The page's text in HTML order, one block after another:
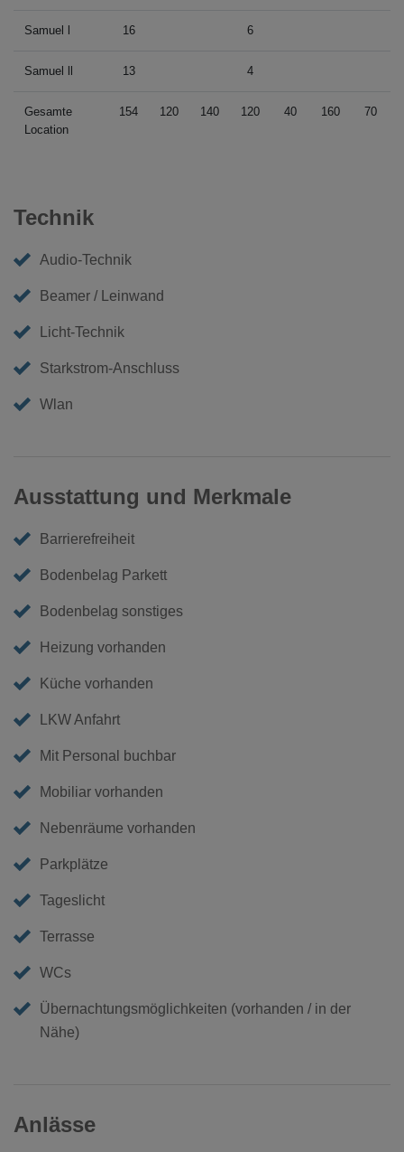
Samuel l 16 6
Samuel ll 13 4
Gesamte
Location
154 120 140 120 40 160 70
Technik
Audio-Technik
Beamer / Leinwand
Licht-Technik
Starkstrom-Anschluss
Wlan
Ausstattung und Merkmale
Barrierefreiheit
Bodenbelag Parkett
Bodenbelag sonstiges
Heizung vorhanden
Küche vorhanden
LKW Anfahrt
Mit Personal buchbar
Mobiliar vorhanden
Nebenräume vorhanden
Parkplätze
Tageslicht
Terrasse
WCs
Übernachtungsmöglichkeiten (vorhanden / in der
Nähe)
Anlässe